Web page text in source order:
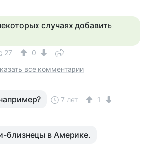
случаях добавить
27
0
все комментарии
7 лет 1
близнецы в Америке.